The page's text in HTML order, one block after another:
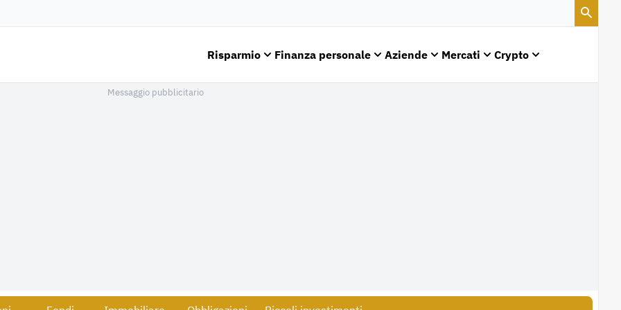
Risparmio Finanza personale Aziende Mercati Crypto
Messaggio pubblicitario